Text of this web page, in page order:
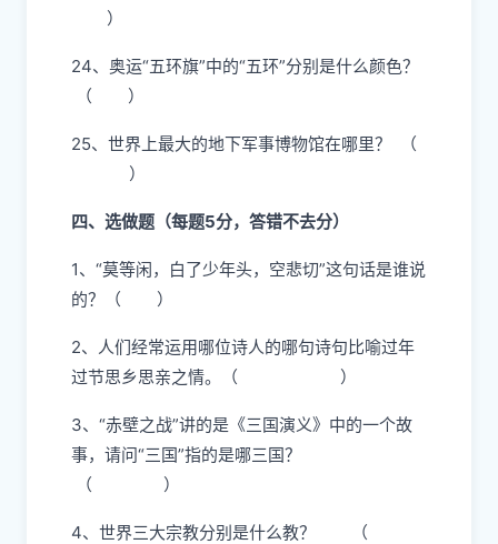
）
24、奥运“五环旗”中的“五环”分别是什么颜色？
（ ）
25、世界上最大的地下军事博物馆在哪里？ （
）
四、选做题（每题5分，答错不去分）
1、“莫等闲，白了少年头，空悲切”这句话是谁说
的？（ ）
2、人们经常运用哪位诗人的哪句诗句比喻过年
过节思乡思亲之情。（ ）
3、“赤壁之战”讲的是《三国演义》中的一个故
事，请问“三国”指的是哪三国？
（ ）
4、世界三大宗教分别是什么教？ （